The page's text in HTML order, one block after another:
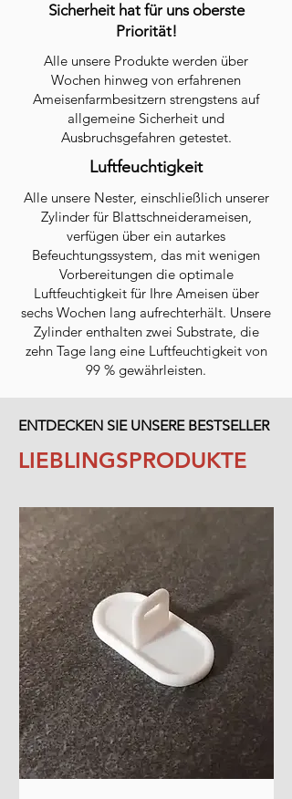
Sicherheit hat für uns oberste
Priorität!
Alle unsere Produkte werden über
Wochen hinweg von erfahrenen
Ameisenfarmbesitzern strengstens auf
allgemeine Sicherheit und
Ausbruchsgefahren getestet.
Luftfeuchtigkeit
Alle unsere Nester, einschließlich unserer
Zylinder für Blattschneiderameisen,
verfügen über ein autarkes
Befeuchtungssystem, das mit wenigen
Vorbereitungen die optimale
Luftfeuchtigkeit für Ihre Ameisen über
sechs Wochen lang aufrechterhält. Unsere
Zylinder enthalten zwei Substrate, die
zehn Tage lang eine Luftfeuchtigkeit von
99 % gewährleisten.
ENTDECKEN SIE UNSERE BESTSELLER
LIEBLINGSPRODUKTE